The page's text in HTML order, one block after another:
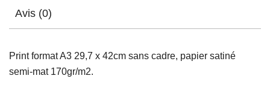
Avis (0)
Print format A3 29,7 x 42cm sans cadre, papier satiné
semi-mat 170gr/m2.